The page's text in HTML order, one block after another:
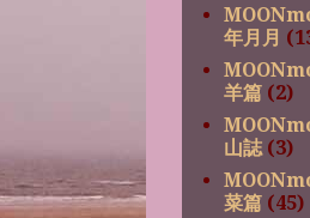
年月月
羊篇 (2)
山誌 (3)
菜篇 (45)